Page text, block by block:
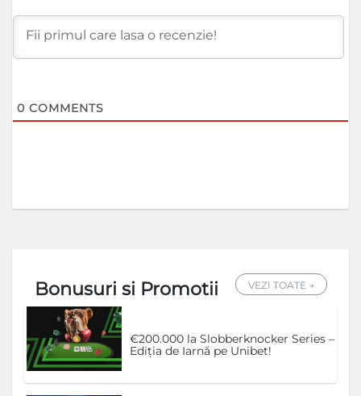
0 COMMENTS
Bonusuri si Promotii VEZI TOATE →
€200.000 la Slobberknocker Series –
Ediția de Iarnă pe Unibet!